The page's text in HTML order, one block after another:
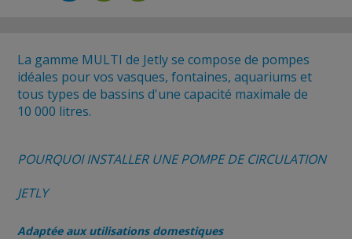
La gamme MULTI de Jetly se compose de pompes
idéales pour vos vasques, fontaines, aquariums et
tous types de bassins d'une capacité maximale de
10 000 litres.
POURQUOI INSTALLER UNE POMPE DE CIRCULATION
JETLY
Adaptée aux utilisations domestiques